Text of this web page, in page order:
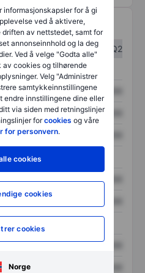
for å gi
ved å aktivere,
av nettstedet, samt for
annonseinnhold og la deg
Ved å velge "Godta alle"
cookies og tilhørende
Velg "Administrer
samtykkeinnstillingene
endre innstillingene dine eller
via siden med retningslinjer
forcookies og våre
for personvern.
cookies
cookies
cookies
Norge
Q1
Q2
XXXXXXX XXXXXXX
XXXXXXX XXXXXXX
XXXXXXX
XXXXXXX XXXXXXX
XXXXXXX XXXXXXX
XXXXXXX